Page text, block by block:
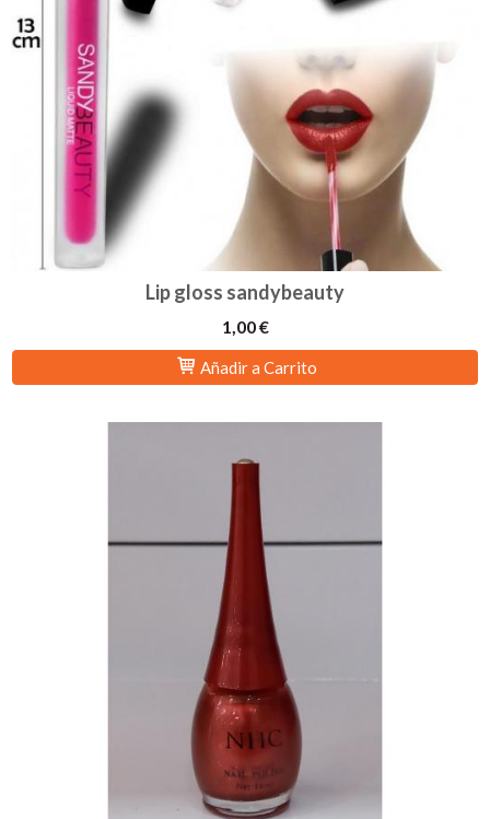
Lip gloss sandybeauty
1,00 €
Añadir a Carrito